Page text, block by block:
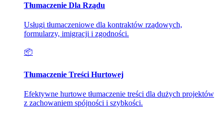
Tłumaczenie Dla Rządu
Usługi tłumaczeniowe dla kontraktów rządowych,
formularzy, imigracji i zgodności.
📦
Tłumaczenie Treści Hurtowej
Efektywne hurtowe tłumaczenie treści dla dużych projektów
z zachowaniem spójności i szybkości.